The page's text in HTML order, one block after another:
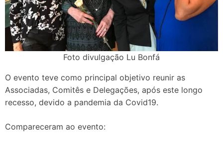
Foto divulgação Lu Bonfá
O evento teve como principal objetivo reunir as
Associadas, Comitês e Delegações, após este longo
recesso, devido a pandemia da Covid19.
Compareceram ao evento: